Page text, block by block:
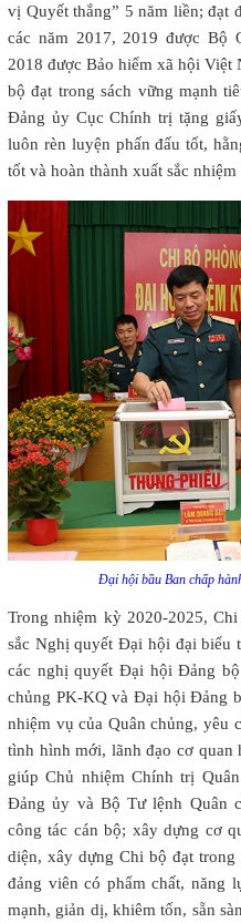
vị Quyết thắng” 5 năm liền; đạt
các năm 2017, 2019 được Bộ
2018 được Bảo hiểm xã hội Việt
bộ đạt trong sách vững mạnh
Đảng ủy Cục Chính trị tặng
luôn rèn luyện phấn đấu tốt,
tốt và hoàn thành xuất sắc nhiệm
Đại hội bầu Ban chấp
Trong nhiệm kỳ 2020-2025,
sắc Nghị quyết Đại hội đại biểu
các nghị quyết Đại hội Đảng
chủng PK-KQ và Đại hội Đảng
nhiệm vụ của Quân chủng, yêu
tình hình mới, lãnh đạo cơ quan
giúp Chủ nhiệm Chính trị
Đảng ủy và Bộ Tư lệnh Quân
công tác cán bộ; xây dựng cơ
diện, xây dựng Chi bộ đạt
đảng viên có phẩm chất, năng
mạnh, giản dị, khiêm tốn, sẵn